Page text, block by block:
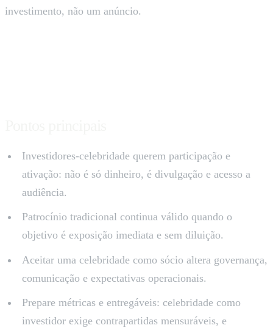
investimento, não um anúncio.
Investidores-celebridade querem participação e
ativação: não é só dinheiro, é divulgação e acesso a
audiência.
Patrocínio tradicional continua válido quando o
objetivo é exposição imediata e sem diluição.
Aceitar uma celebridade como sócio altera governança,
comunicação e expectativas operacionais.
Prepare métricas e entregáveis: celebridade como
investidor exige contrapartidas mensuráveis, e